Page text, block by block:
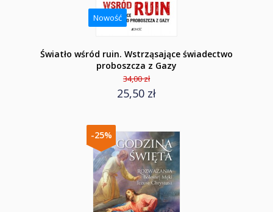
Nowość
Światło wśród ruin. Wstrząsające świadectwo
proboszcza z Gazy
34,00 zł
25,50 zł
-25%